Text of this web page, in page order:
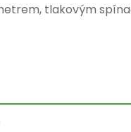
tlakovým